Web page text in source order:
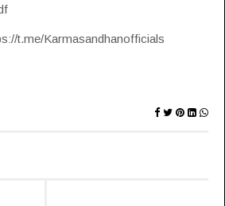
t.me/Karmasandhanofficials